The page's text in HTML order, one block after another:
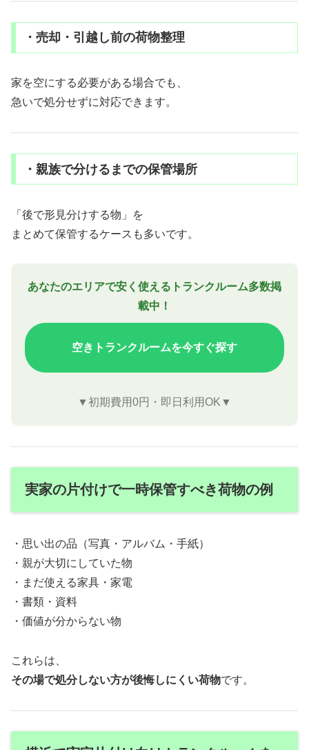
・売却・引越し前の荷物整理
家を空にする必要がある場合でも、
急いで処分せずに対応できます。
・親族で分けるまでの保管場所
「後で形見分けする物」を
まとめて保管するケースも多いです。
あなたのエリアで安く使えるトランクルーム多数掲
載中！
空きトランクルームを今すぐ探す
▼初期費用0円・即日利用OK▼
実家の片付けで一時保管すべき荷物の例
・思い出の品（写真・アルバム・手紙）
・親が大切にしていた物
・まだ使える家具・家電
・書類・資料
・価値が分からない物
これらは、
その場で処分しない方が後悔しにくい荷物です。